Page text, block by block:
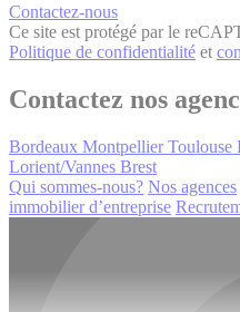
Contactez-nous
Ce site est protégé par le
Politique de confidentialité et
Contactez nos
Bordeaux Montpellier Toulouse
Lorient/Vannes Brest
Qui sommes-nous? Nos agences
immobilier d’entreprise